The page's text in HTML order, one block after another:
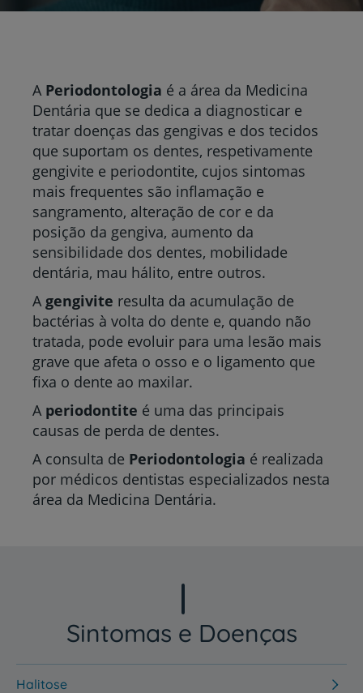
A Periodontologia é a área da Medicina
Dentária que se dedica a diagnosticar e
tratar doenças das gengivas e dos tecidos
que suportam os dentes, respetivamente
gengivite e periodontite, cujos sintomas
mais frequentes são inflamação e
sangramento, alteração de cor e da
posição da gengiva, aumento da
sensibilidade dos dentes, mobilidade
dentária, mau hálito, entre outros.
A gengivite resulta da acumulação de
bactérias à volta do dente e, quando não
tratada, pode evoluir para uma lesão mais
grave que afeta o osso e o ligamento que
fixa o dente ao maxilar.
A periodontite é uma das principais
causas de perda de dentes.
A consulta de Periodontologia é realizada
por médicos dentistas especializados nesta
área da Medicina Dentária.
Sintomas e Doenças
Halitose